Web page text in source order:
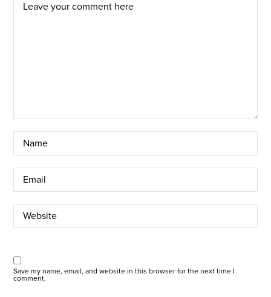
Save my name, email, and website in this browser for the next time I
comment.